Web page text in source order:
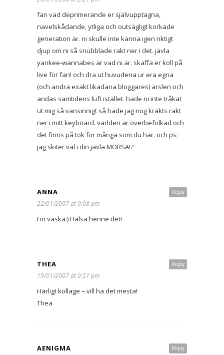
fan vad deprimerande er självupptagna,
navelskådande, ytliga och outsägligt korkade
generation är. ni skulle inte känna igen riktigt
djup om ni så snubblade rakt ner i det. jävla
yankee-wannabes är vad ni är. skaffa er koll på
live för fan! och dra ut huvudena ur era egna
(och andra exakt likadana bloggares) arslen och
andas samtidens luft istället. hade ni inte tråkat
ut mig så vansinnigt så hade jag nog kräkts rakt
ner i mitt keyboard. världen är överbefolkad och
det finns på tok för många som du här. och ps;
jag skiter väl i din jävla MORSA!?
Reply
ANNA
22/01/2007 at 9:08 pm
Fin väska:) Hälsa henne det!
Reply
THEA
19/01/2007 at 9:51 pm
Härligt kollage – vill ha det mesta!
Thea
Reply
AENIGMA